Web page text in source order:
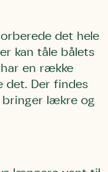
det hele
kan tåle bålets
en række
det. Der findes
bringer lækre og